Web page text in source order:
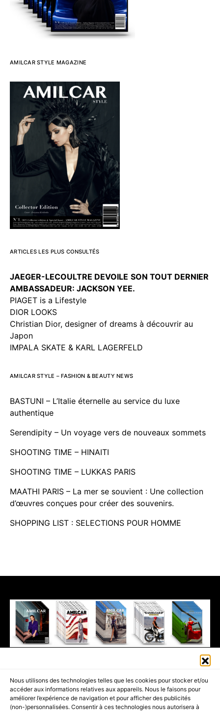
Nous utilisons des technologies telles que les cookies pour stocker et/ou
accéder aux informations relatives aux appareils. Nous le faisons pour
améliorer l’expérience de navigation et pour afficher des publicités
(non-)personnalisées. Consentir à ces technologies nous autorisera à
AMILCAR STYLE MAGAZINE
ARTICLES LES PLUS CONSULTÉS
JAEGER-LECOULTRE DEVOILE SON TOUT DERNIER
AMBASSADEUR: JACKSON YEE.
PIAGET is a Lifestyle
DIOR LOOKS
Christian Dior, designer of dreams à découvrir au
Japon
IMPALA SKATE & KARL LAGERFELD
AMILCAR STYLE – FASHION & BEAUTY NEWS
BASTUNI – L’Italie éternelle au service du luxe
authentique
Serendipity – Un voyage vers de nouveaux sommets
SHOOTING TIME – HINAITI
SHOOTING TIME – LUKKAS PARIS
MAATHI PARIS – La mer se souvient : Une collection
d’œuvres conçues pour créer des souvenirs.
SHOPPING LIST : SELECTIONS POUR HOMME
PART OF THEAMILCAR MAGAZINE GROUP.EDITOR - ADVERTISING
AGENCE MEDIANE.